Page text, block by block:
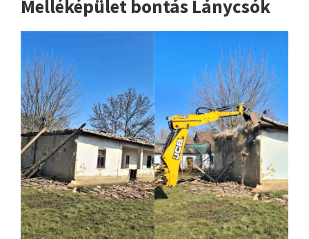
Melléképület bontás Lánycsók